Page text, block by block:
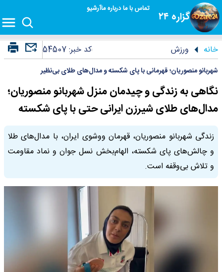
گزاره ۲۴
تماس با مادرباره ماآرشیو
خانه ورزش کد خبر:54507
شهربانو منصوریان؛ قهرمانی با پای شکسته و مدال‌های طلای بی‌نظیر
نگاهی به زندگی و چیدمان منزل شهربانو منصوریان؛
مدال‌های طلای شیرزن ایرانی حتی با پای شکسته
زندگی شهربانو منصوریان، قهرمان ووشوی ایران، با مدال‌های طلا
و چالش‌های پای شکسته، الهام‌بخش نسل جوان و نماد مقاومت
و تلاش بی‌وقفه است.